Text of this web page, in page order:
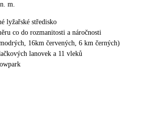
m.
lyžařské středisko
co do rozmanitosti a náročnosti
16km červených, 6 km černých)
lanovek a 11 vleků